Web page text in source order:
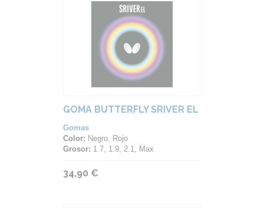
GOMA BUTTERFLY SRIVER EL
Gomas
Color: Negro, Rojo
Grosor: 1.7, 1.9, 2.1, Max
34,90 €